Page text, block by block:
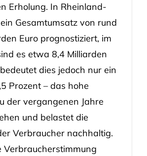
Erholung. In Rheinland-
Gesamtumsatz von rund
Euro prognostiziert, im
es etwa 8,4 Milliarden
dies jedoch nur ein
Prozent – das hohe
der vergangenen Jahre
und belastet die
Verbraucher nachhaltig.
Verbraucherstimmung